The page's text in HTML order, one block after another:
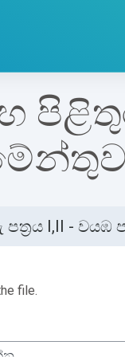
I,II - වයඹ
file.